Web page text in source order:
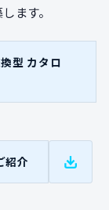
ます。
型 カタロ
紹介